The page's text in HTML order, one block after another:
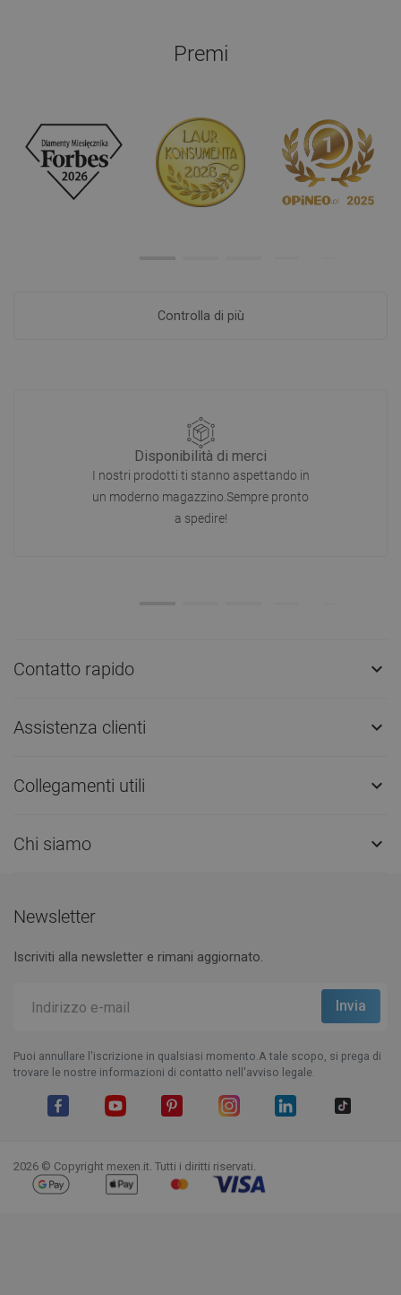
Premi
Controlla di più
Disponibilità di merci
I nostri prodotti ti stanno aspettando in
un moderno magazzino.Sempre pronto
a spedire!
Contatto rapido 
Assistenza clienti 
Collegamenti utili 
Chi siamo 
Newsletter
Iscriviti alla newsletter e rimani aggiornato.
Puoi annullare l'iscrizione in qualsiasi momento.A tale scopo, si prega di
trovare le nostre informazioni di contatto nell'avviso legale.
2026 © Copyright mexen.it. Tutti i diritti riservati.